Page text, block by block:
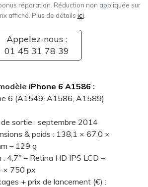
réparation. Réduction non appliquée sur
affiché. Plus de détails ici
Appelez-nous :
01 45 31 78 39
iPhone 6 A1586 :
6 (A1549, A1586, A1589)
sortie : septembre 2014
& poids : 138,1 × 67,0 ×
– 129 g
: 4,7" – Retina HD IPS LCD –
× 750 px
+ prix de lancement (€) :